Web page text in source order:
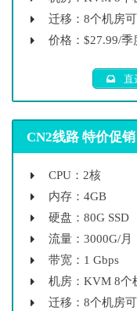
迁移：8个机房
价格：$27.99/季
直
CN2线路 特价促销
CPU：2核
内存：4GB
硬盘：80G SSD
流量：3000G/月
带宽：1 Gbps
机房：KVM 8个
迁移：8个机房